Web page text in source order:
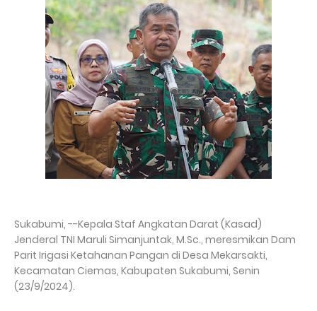
Sukabumi, --Kepala Staf Angkatan Darat (Kasad)
Jenderal TNI Maruli Simanjuntak, M.Sc., meresmikan Dam
Parit Irigasi Ketahanan Pangan di Desa Mekarsakti,
Kecamatan Ciemas, Kabupaten Sukabumi, Senin
(23/9/2024).